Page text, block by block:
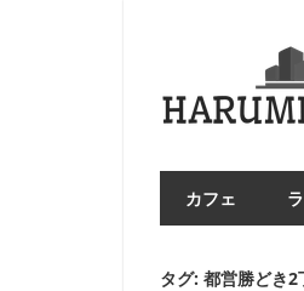
カフェ
タグ: 都営勝どき2